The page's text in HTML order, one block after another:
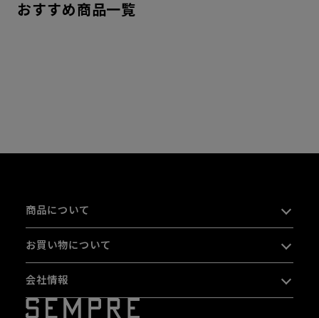
おすすめ商品一覧
商品について
お買い物について
会社情報